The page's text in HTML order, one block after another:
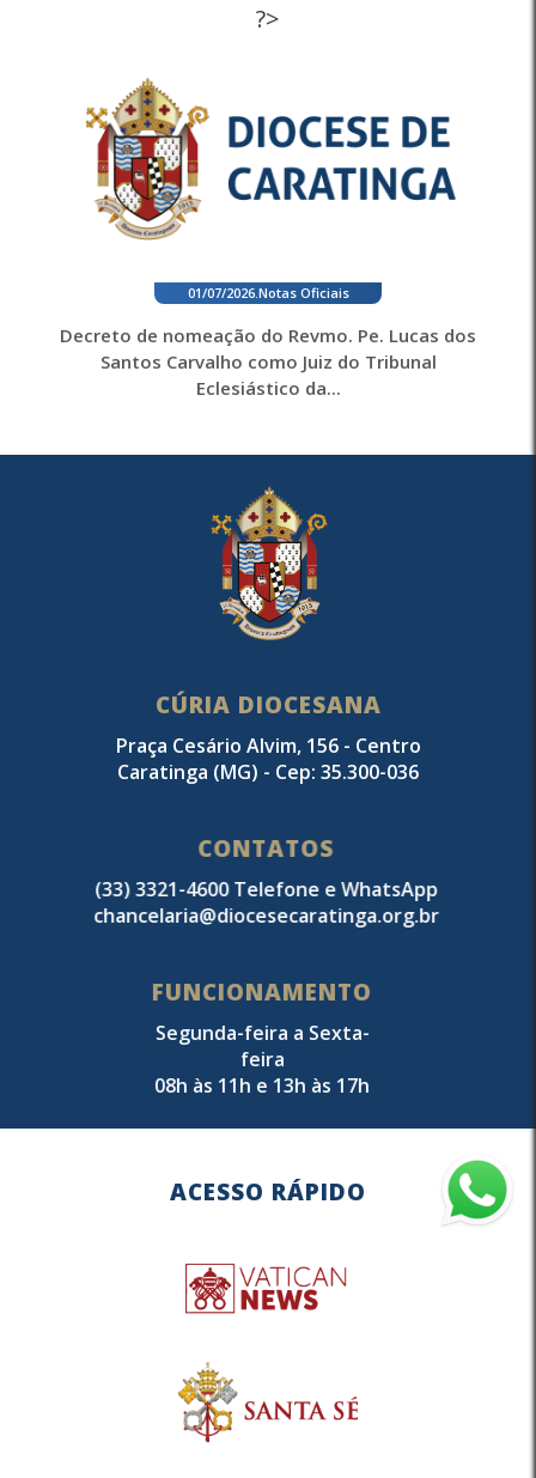
?>
01/07/2026. Notas Oficiais
Decreto de nomeação do Revmo. Pe. Lucas dos
Santos Carvalho como Juiz do Tribunal
Eclesiástico da...
CÚRIA DIOCESANA
Praça Cesário Alvim, 156 - Centro
Caratinga (MG) - Cep: 35.300-036
CONTATOS
(33) 3321-4600 Telefone e WhatsApp
chancelaria@diocesecaratinga.org.br
FUNCIONAMENTO
Segunda-feira a Sexta-
feira
08h às 11h e 13h às 17h
ACESSO RÁPIDO